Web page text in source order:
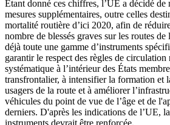
Étant donné ces chiffres, l’UE a décidé
mesures supplémentaires, outre celles
mortalité routière d’ici 2020, afin de
nombre de blessés graves sur les routes
déjà toute une gamme d’instruments
garantir le respect des règles de
systématique à l’intérieur des États
transfrontalier, à intensifier la formation et
usagers de la route et à améliorer
véhicules du point de vue de l’âge et de
derniers. D'après les indications de l’UE,
instruments devrait être renforcée.